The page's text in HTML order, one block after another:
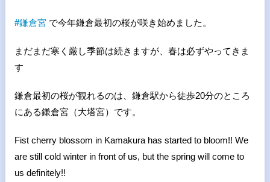
#鎌倉宮 で今年鎌倉最初の桜が咲き始めました。
まだまだ寒く厳し季節は続きますが、春は必ずやってきま
す
鎌倉最初の桜が観れるのは、鎌倉駅から徒歩20分のところ
にある鎌倉宮（大塔宮）です。
Fist cherry blossom in Kamakura has started to bloom!! We
are still cold winter in front of us, but the spring will come to
us definitely!!